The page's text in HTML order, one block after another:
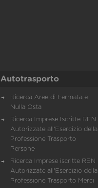
Autotrasporto
Ricerca Aree di Fermata e
Nulla Osta
Ricerca Imprese Iscritte REN
Autorizzate all'Esercizio della
Professione Trasporto
Persone
Ricerca Imprese iscritte REN
Autorizzate all'Esercizio della
Professione Trasporto Merci